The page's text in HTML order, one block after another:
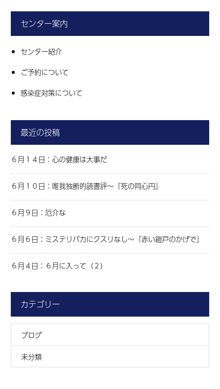
センター案内
センター紹介
ご予約について
感染症対策について
最近の投稿
６月１４日：心の健康は大事だ
６月１０日：唯我独断的読書評～『死の同心円』
６月９日：厄介な
６月６日：ミステリバカにクスリなし～『赤い鎧戸のかげで』
６月４日：６月に入って（２）
カテゴリー
ブログ
未分類